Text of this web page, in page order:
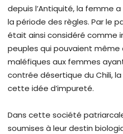
depuis l’Antiquité, la femme
la période des règles. Par le
était ainsi considéré comme
peuples qui pouvaient
maléfiques aux femmes
contrée désertique du Chili,
cette idée d’impureté.
Dans cette société
soumises à leur destin